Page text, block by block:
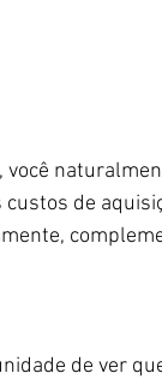
de
de ver